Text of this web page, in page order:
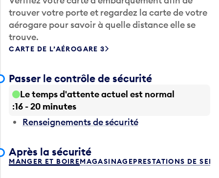
trouver votre porte et regardez la carte de votre
aérogare pour savoir à quelle distance elle se
trouve.
CARTE DE L’AÉROGARE 3
Passer le contrôle de sécurité
Le temps d'attente actuel est normal
16 - 20 minutes
Renseignements de sécurité
Après la sécurité
MANGER ET BOIREMAGASINAGEPRESTATIONS DE